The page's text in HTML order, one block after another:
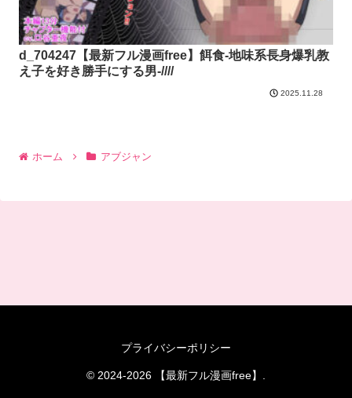
d_704247【最新フル漫画free】餌食-地味系長身爆乳教
え子を好き勝手にする男-////
2025.11.28
ホーム アブジャン
プライバシーポリシー
© 2024-2026 【最新フル漫画free】.